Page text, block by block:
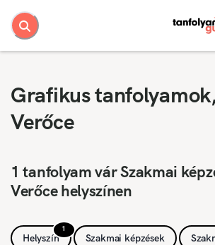
Grafikus
Verőce
1 tanfolyam vár Szakmai
Verőce helyszínen
1
Helyszín Szakmai képzések